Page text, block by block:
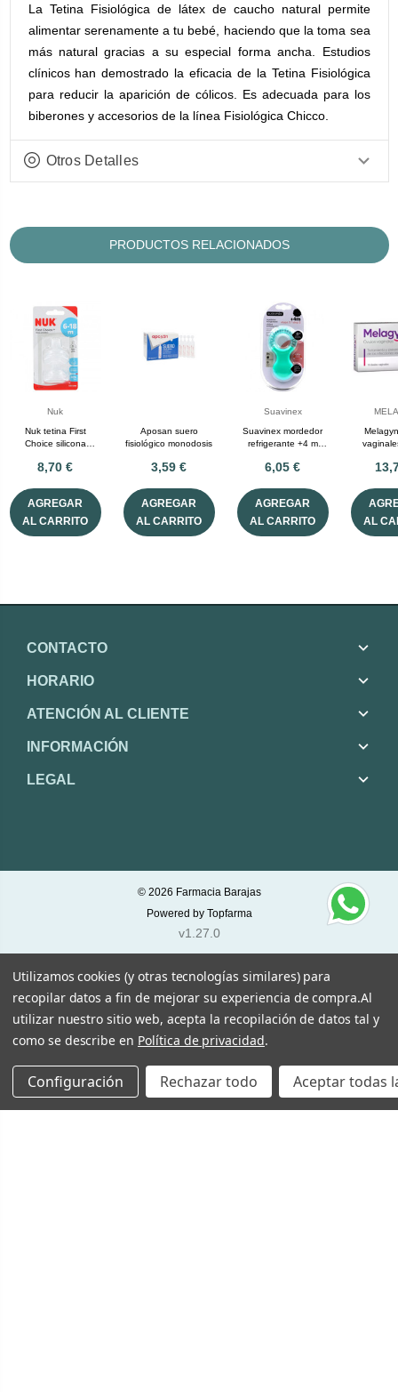
La Tetina Fisiológica de látex de caucho natural permite
alimentar serenamente a tu bebé, haciendo que la toma sea
más natural gracias a su especial forma ancha. Estudios
clínicos han demostrado la eficacia de la Tetina Fisiológica
para reducir la aparición de cólicos. Es adecuada para los
biberones y accesorios de la línea Fisiológica Chicco.
Otros Detalles
PRODUCTOS RELACIONADOS
Nuk
Nuk tetina First
Choice silicona
XL
8,70 €
AGREGAR
AL CARRITO
Aposan suero
fisiológico monodosis
3,59 €
AGREGAR
AL CARRITO
Suavinex
Suavinex mordedor
refrigerante +4 m
6,05 €
AGREGAR
AL CARRITO
AL
CONTACTO
HORARIO
ATENCIÓN AL CLIENTE
INFORMACIÓN
LEGAL
© 2026 Farmacia Barajas
Powered by Topfarma
v1.27.0
Utilizamos cookies (y otras tecnologías similares) para
recopilar datos a fin de mejorar su experiencia de compra.Al
utilizar nuestro sitio web, acepta la recopilación de datos tal y
como se describe en Política de privacidad.
Configuración Rechazar todo Aceptar todas